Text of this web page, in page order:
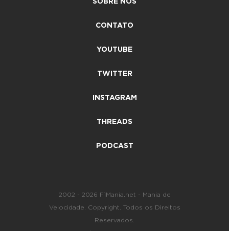
SOBRE NÓS
CONTATO
YOUTUBE
TWITTER
INSTAGRAM
THREADS
PODCAST
2002 - 2026 F1Mania.net - Mania de
Velocidade. Copyright. Todos os Direitos
Reservados.